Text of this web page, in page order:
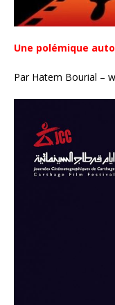
Une polémique
Par Hatem Bourial –